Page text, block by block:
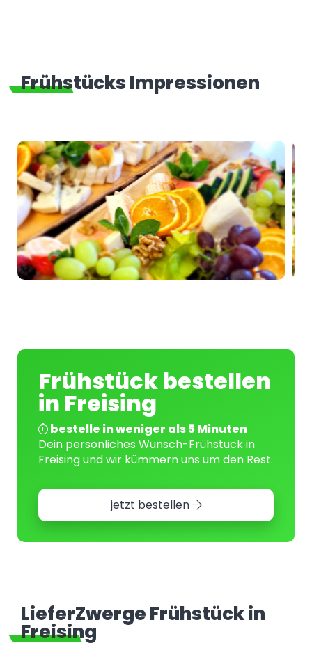
Frühstücks Impressionen
Frühstück bestellen
in Freising
bestelle in weniger als 5 Minuten
Dein persönliches Wunsch-Frühstück in
Freising und wir kümmern uns um den Rest.
jetzt bestellen
LieferZwerge Frühstück in
Freising